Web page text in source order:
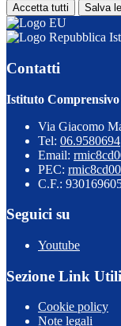
Accetta tutti Salva
Contatti
Istituto
Via Giacomo
Tel: 06.9580694
Email:
PEC:
C.F.:
Seguici su
Youtube
Sezione Link Utili
Cookie policy
Note legali